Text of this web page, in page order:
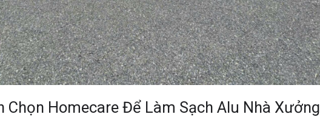
Chọn Homecare Để Làm Sạch Alu Nhà Xưởng